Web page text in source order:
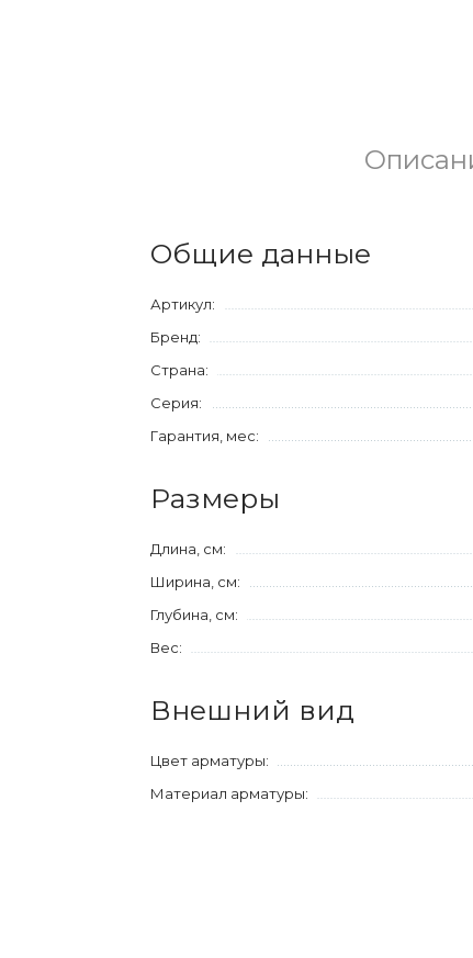
Общие данные
Артикул:
Бренд:
Страна:
Серия:
Гарантия, мес:
Размеры
Длина, см:
Ширина, см:
Глубина, см:
Вес:
Внешний вид
Цвет арматуры:
Материал арматуры: